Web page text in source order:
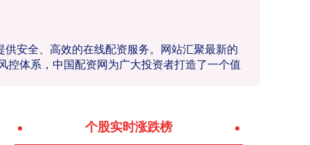
安全、高效的在线配资服务。网站汇聚最新的
体系，中国配资网为广大投资者打造了一个值
个股实时涨跌榜